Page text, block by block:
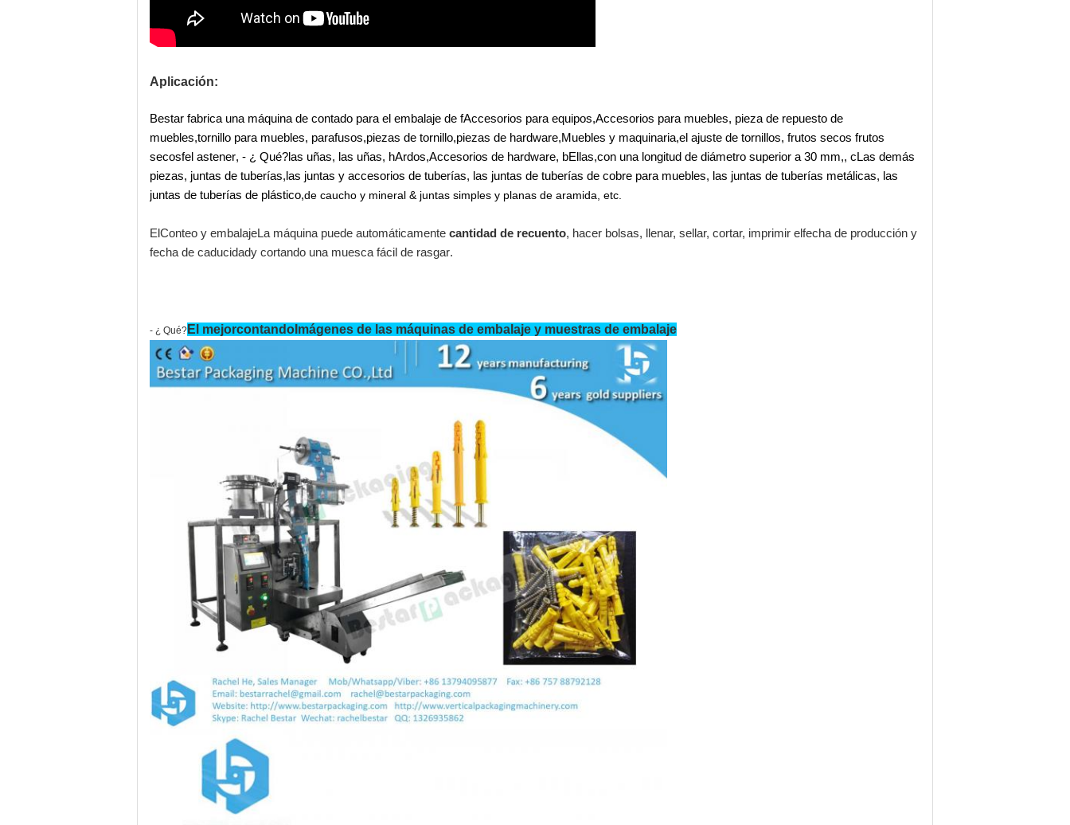
Aplicación:
Bestar fabrica una máquina de contado para el embalaje de fAccesorios para equipos,Accesorios para muebles, pieza de repuesto de
muebles,tornillo para muebles, parafusos,piezas de tornillo,piezas de hardware,Muebles y maquinaria,el ajuste de tornillos, frutos secos frutos
secosfel astener, - ¿ Qué?las uñas, las uñas, hArdos,Accesorios de hardware, bEllas,con una longitud de diámetro superior a 30 mm,, c Las demás
piezas, juntas de tuberías, las juntas y accesorios de tuberías, las juntas de tuberías de cobre para muebles, las juntas de tuberías metálicas, las
juntas de tuberías de plástico,de caucho y mineral & juntas simples y planas de aramida , etc.
El Conteo y embalajeLa máquina puede automáticamente cantidad de recuento, hacer bolsas, llenar, sellar, cortar, imprimir elfecha de producción y
fecha de caducidady cortando una muesca fácil de rasgar.
- ¿ Qué? El mejorcontando Imágenes de las máquinas de embalaje y muestras de embalaje